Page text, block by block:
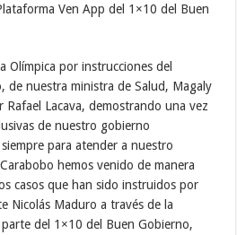
Ven App del 1×10 del Buen
Olímpica por instrucciones del
de nuestra ministra de Salud, Magaly
Lacava, demostrando una vez
de nuestro gobierno
para atender a nuestro
hemos venido de manera
casos que han sido instruidos por
Nicolás Maduro a través de la
del 1×10 del Buen Gobierno,